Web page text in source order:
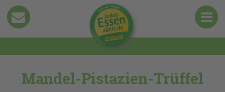
Mandel-Pistazien-Trüffel